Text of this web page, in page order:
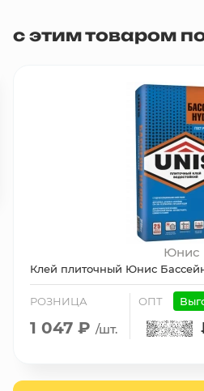
с этим товаром
Юнис
Клей плиточный Юнис Бассейн
РОЗНИЦА
1 047 ₽ /шт.
ОПТ